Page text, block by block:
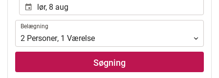
Belægning
Belægning
2 Personer, 1 Værelse
Søgning